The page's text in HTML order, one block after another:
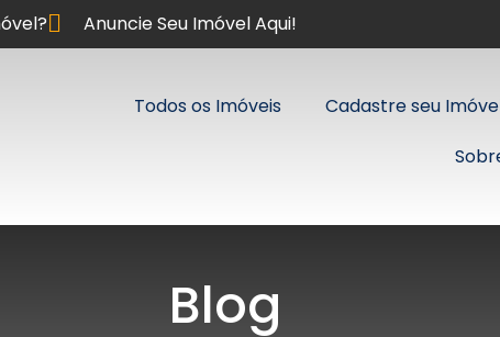
Anuncie Seu Imóvel Aqui!
Todos os Imóveis Cadastre seu
Blog